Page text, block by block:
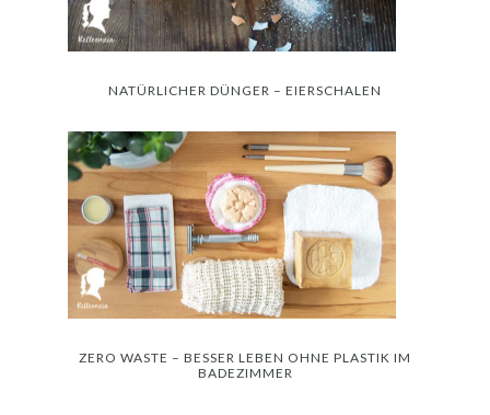
NATÜRLICHER DÜNGER – EIERSCHALEN
ZERO WASTE – BESSER LEBEN OHNE PLASTIK IM
BADEZIMMER